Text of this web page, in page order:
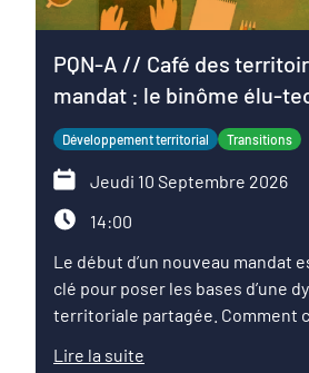
PQN-A // Café des
mandat : le binôme élu-
service du projet de
Développement territorial Transitions
Jeudi 10 Septembre 2026
14:00
Le début d’un nouveau mandat
clé pour poser les bases d’une
territoriale partagée. Comment
Comment articuler les ambitions
Lire la suite